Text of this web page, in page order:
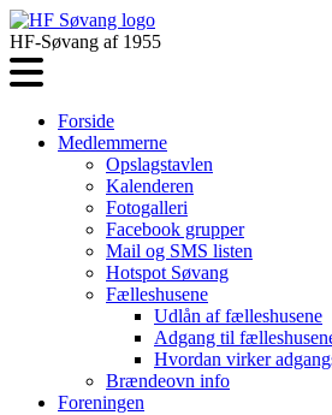
HF-Søvang af 1955
Forside
Medlemmerne
Opslagstavlen
Kalenderen
Fotogalleri
Facebook grupper
Mail og SMS listen
Hotspot Søvang
Fælleshusene
Udlån af fælleshusene
Adgang til
Hvordan virker
Brændeovn info
Foreningen